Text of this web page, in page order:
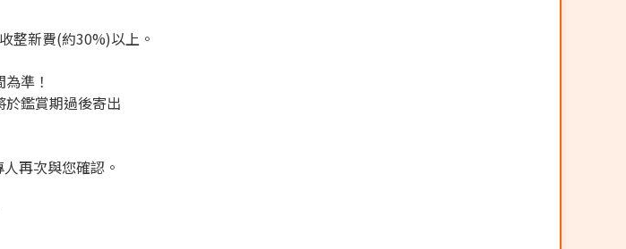
整新費(約30%)以上。
準！
鑑賞期過後寄出
再次與您確認。